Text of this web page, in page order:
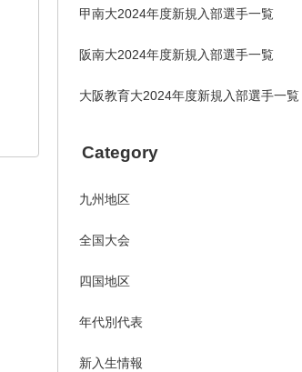
甲南大2024年度新規入部選手一覧
阪南大2024年度新規入部選手一覧
大阪教育大2024年度新規入部選手一覧
Category
九州地区
全国大会
四国地区
年代別代表
新入生情報